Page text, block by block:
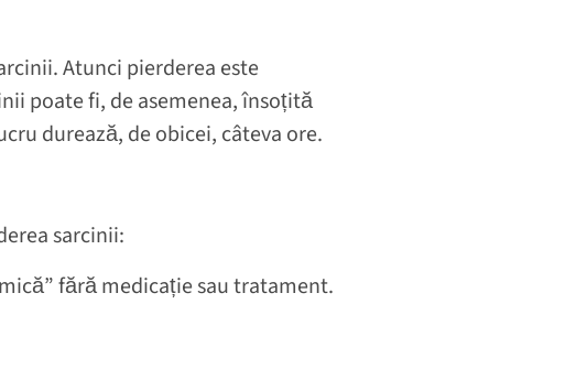
Atunci pierderea este
poate fi, de asemenea, însoțită
durează, de obicei, câteva ore.
sarcinii:
fără medicație sau tratament.